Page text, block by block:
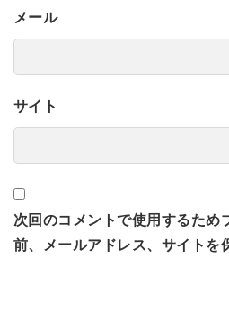
メール
サイト
次回のコメントで使用するため
前、メールアドレス、サイトを